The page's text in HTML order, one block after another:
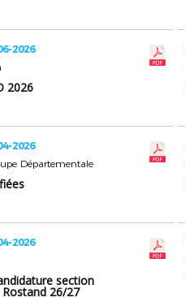
2026
2026
2026
Départementale
2026
section
26/27